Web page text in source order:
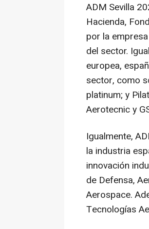
ADM Sevilla
Hacienda,
por la
del sector.
europea,
sector, como
platinum; y
Aerotecnic y
Igualmente,
la industria
innovación
de Defensa,
Aerospace.
Tecnologías